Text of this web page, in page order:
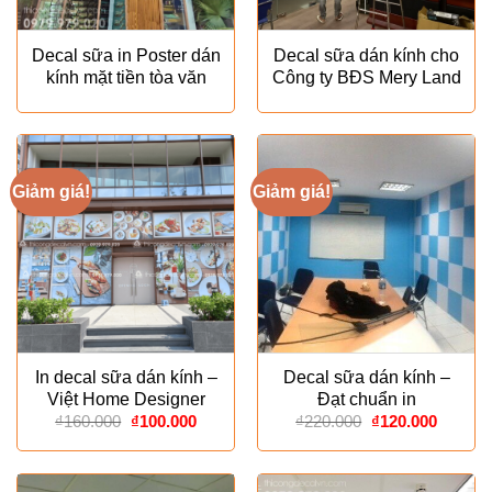
Decal sữa in Poster dán
kính mặt tiền tòa văn
Decal sữa dán kính cho
Công ty BĐS Mery Land
Giảm giá!
In decal sữa dán kính –
Việt Home Designer
₫160.000 Giá
là:
₫160.000.
₫100.000Giá
tại
là:
₫100.000.
Giảm giá!
Decal sữa dán kính –
Đạt chuẩn in
₫220.000 Giá
là:
₫220.000.
₫120.000Giá
tại
là: